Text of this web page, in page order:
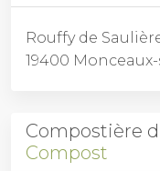
Rouffy de
19400
Compostière
Compost